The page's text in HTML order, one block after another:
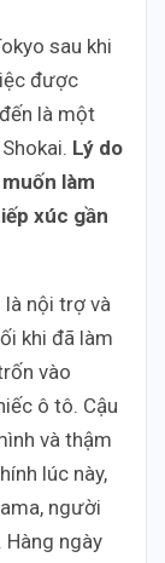
sau khi
được
là một
Lý do
làm
xúc gần
là nội trợ và
khi đã làm
vào
ô tô. Cậu
và thậm
lúc này,
người
ngày